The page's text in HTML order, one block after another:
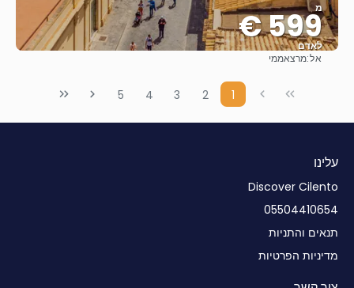
מ
599 €
לאדם
אל:מרצאממי
1
2
3
4
5
עלינו
Discover Cilento
05504410654
תנאים והתניות
מדיניות הפרטיות